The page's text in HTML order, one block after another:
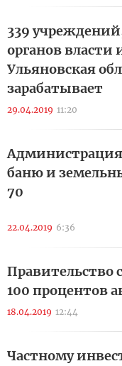
339
органов
Ульяновская
зарабатывает
29.04.2019 11:20
Администрация
баню и
70
22.04.2019 6:36
Правительство
100 процентов
18.04.2019 12:44
Частному